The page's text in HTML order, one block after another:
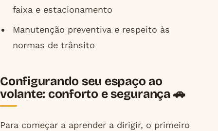
faixa e estacionamento
Manutenção preventiva e respeito às
normas de trânsito
Configurando seu espaço ao
volante: conforto e segurança 🚗
Para começar a aprender a dirigir, o primeiro